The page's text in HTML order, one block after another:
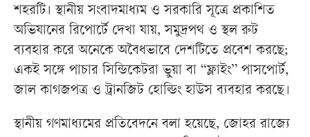
শহরটি। স্থানীয় সংবাদমাধ্যম ও সরকারি সূত্রে প্রকাশিত
অভিযানের রিপোর্টে দেখা যায়, সমুদ্রপথ ও স্থল রুট
ব্যবহার করে অনেকে অবৈধভাবে দেশটিতে প্রবেশ করছে;
একই সঙ্গে পাচার সিন্ডিকেটরা ভুয়া বা “ফ্লাইং” পাসপোর্ট,
জাল কাগজপত্র ও ট্রানজিট হোল্ডিং হাউস ব্যবহার করছে।
স্থানীয় গণমাধ্যমের প্রতিবেদনে বলা হয়েছে, জোহর রাজ্যে